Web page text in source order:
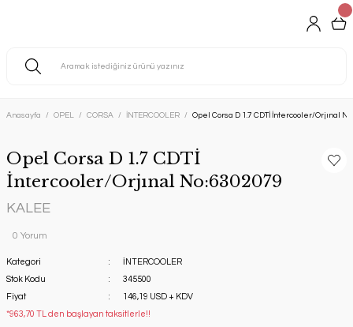
Anasayfa OPEL CORSA İNTERCOOLER Opel Corsa D 1.7 CDTİ İntercooler/Orjınal
Opel Corsa D 1.7 CDTİ
İntercooler/Orjınal No:6302079
KALEE
0 Yorum
Kategori
İNTERCOOLER
Stok Kodu
345500
Fiyat
146,19 USD + KDV
*963,70 TL den başlayan taksitlerle!!